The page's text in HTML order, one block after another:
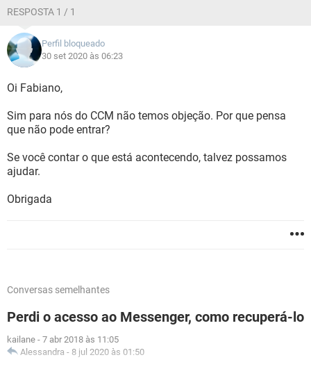
RESPOSTA 1 / 1
Perfil bloqueado
30 set 2020 às 06:23
Oi Fabiano,
Sim para nós do CCM não temos objeção. Por que pensa
que não pode entrar?
Se você contar o que está acontecendo, talvez possamos
ajudar.
Obrigada
Conversas semelhantes
Perdi o acesso ao Messenger, como recuperá-lo
kailane - 7 abr 2018 às 11:05
Alessandra - 8 jul 2020 às 01:50